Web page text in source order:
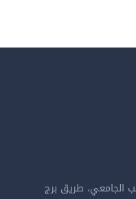
الجامعي، طريق برج